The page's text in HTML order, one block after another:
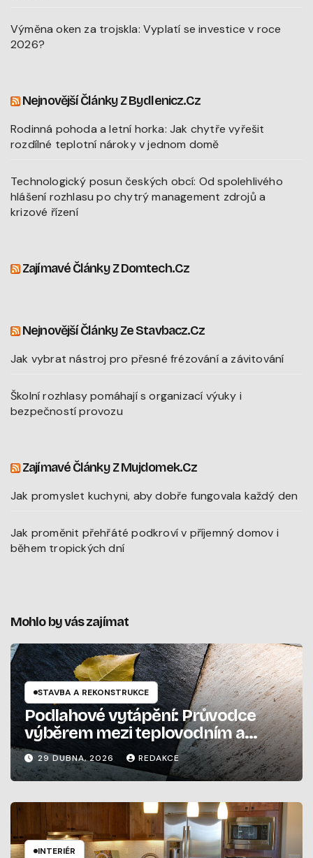
Výměna oken za trojskla: Vyplatí se investice v roce
2026?
Nejnovější Články Z Bydlenicz.cz
Rodinná pohoda a letní horka: Jak chytře vyřešit
rozdílné teplotní nároky v jednom domě
Technologický posun českých obcí: Od spolehlivého
hlášení rozhlasu po chytrý management zdrojů a
krizové řízení
Zajímavé Články Z Domtech.cz
Nejnovější Články Ze Stavbacz.cz
Jak vybrat nástroj pro přesné frézování a závitování
Školní rozhlasy pomáhají s organizací výuky i
bezpečností provozu
Zajímavé Články Z Mujdomek.cz
Jak promyslet kuchyni, aby dobře fungovala každý den
Jak proměnit přehřáté podkroví v příjemný domov i
během tropických dní
Mohlo by vás zajímat
STAVBA A REKONSTRUKCE
Podlahové vytápění: Průvodce
výběrem mezi teplovodním a
elektrickým systémem
29 DUBNA, 2026 REDAKCE
INTERIÉR